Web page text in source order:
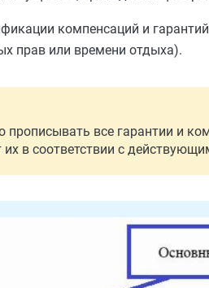
компенсаций и
прав или времени отдыха).
прописывать все гарантии и
их в соответствии с